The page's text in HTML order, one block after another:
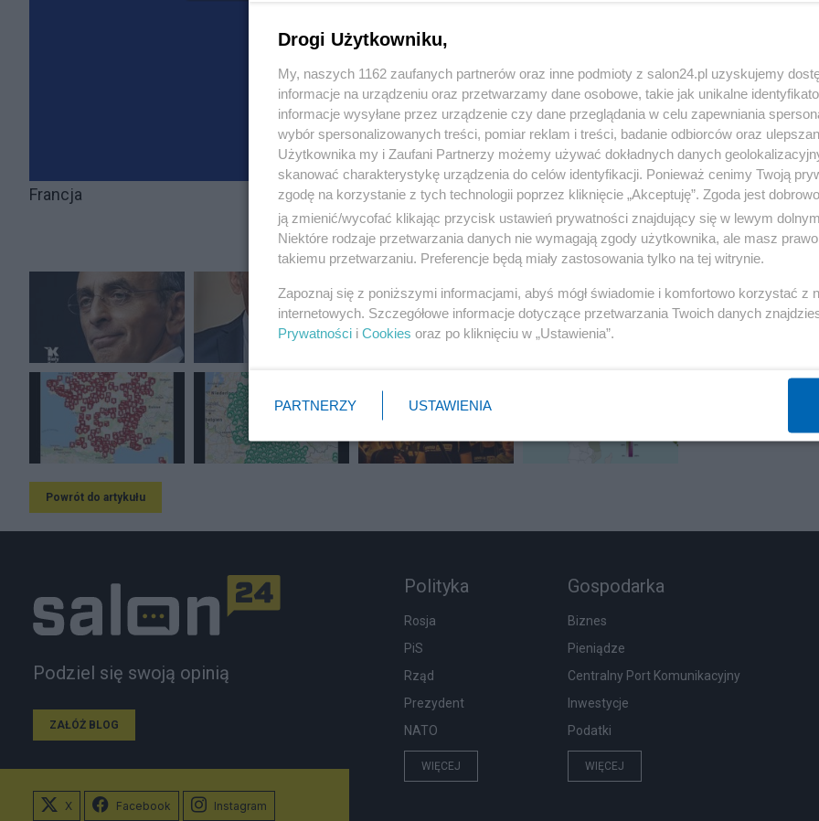
Francja
POPRZEDNIE 3 z 9
Powrót do artykułu
Podziel się swoją opinią
ZAŁÓŻ BLOG
Polityka
Rosja
PiS
Rząd
Prezydent
NATO
WIĘCEJ
Gospodarka
Biznes
Pieniądze
Centralny Port Komunikacyjny
Inwestycje
Podatki
WIĘCEJ
X Facebook Instagram
Drogi Użytkowniku,
My, naszych 1162 zaufanych partnerów oraz inne podmioty z salon24.pl uzyskujemy
informacje na urządzeniu oraz przetwarzamy dane osobowe, takie jak unikalne
informacje wysyłane przez urządzenie czy dane przeglądania w celu zapewniania
wybór spersonalizowanych treści, pomiar reklam i treści, badanie odbiorców oraz
Użytkownika my i Zaufani Partnerzy możemy używać dokładnych danych
skanować charakterystykę urządzenia do celów identyfikacji. Ponieważ cenimy Twoją
zgodę na korzystanie z tych technologii poprzez kliknięcie „Akceptuję”. Zgoda jest
ją zmienić/wycofać klikając przycisk ustawień prywatności znajdujący się w lewym
Niektóre rodzaje przetwarzania danych nie wymagają zgody użytkownika, ale masz
takiemu przetwarzaniu. Preferencje będą miały zastosowania tylko na tej witrynie.
Zapoznaj się z poniższymi informacjami, abyś mógł świadomie i komfortowo korzystać z
internetowych. Szczegółowe informacje dotyczące przetwarzania Twoich danych
Prywatności i Cookies oraz po kliknięciu w „Ustawienia”.
PARTNERZY USTAWIENIA